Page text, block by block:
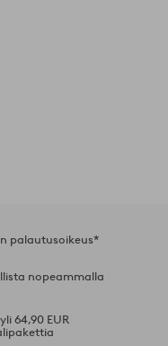
palautusoikeus*
nopeammalla
64,90 EUR